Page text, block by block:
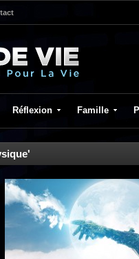
Réflexion Famille